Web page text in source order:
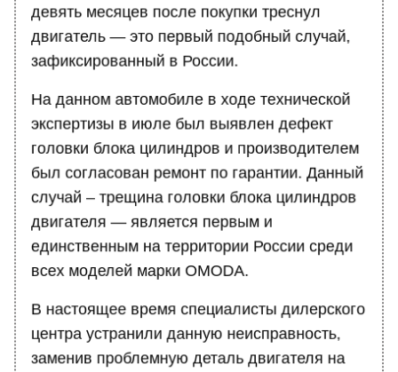
девять месяцев после покупки треснул
двигатель — это первый подобный случай,
зафиксированный в России.
На данном автомобиле в ходе технической
экспертизы в июле был выявлен дефект
головки блока цилиндров и производителем
был согласован ремонт по гарантии. Данный
случай – трещина головки блока цилиндров
двигателя — является первым и
единственным на территории России среди
всех моделей марки OMODA.
В настоящее время специалисты дилерского
центра устранили данную неисправность,
заменив проблемную деталь двигателя на